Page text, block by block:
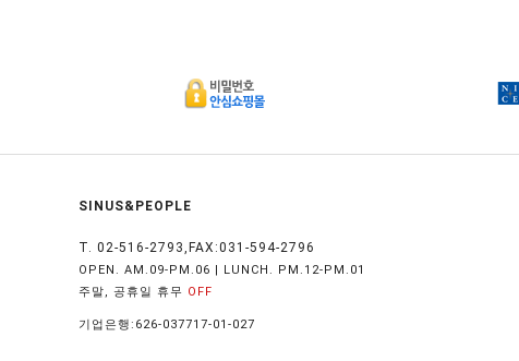
SINUS&PEOPLE
T. 02-516-2793,FAX:031-594-2796
OPEN. AM.09-PM.06 | LUNCH. PM.12-PM.01
주말, 공휴일 휴무 OFF
기업은행:626-037717-01-027